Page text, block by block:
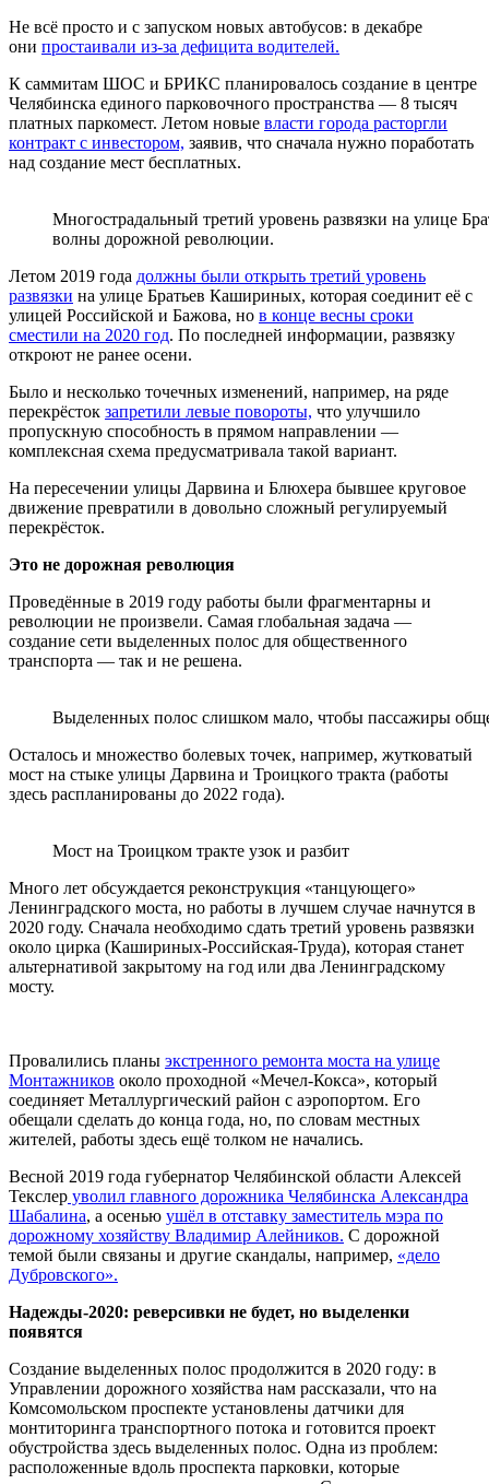
Не всё просто и с запуском новых автобусов: в декабре
они простаивали из-за дефицита водителей.
К саммитам ШОС и БРИКС планировалось создание в центре
Челябинска единого парковочного пространства — 8 тысяч
платных паркомест. Летом новые власти города расторгли
контракт с инвестором, заявив, что сначала нужно поработать
над создание мест бесплатных.
Многострадальный третий уровень развязки на улице
волны дорожной революции.
Летом 2019 года должны были открыть третий уровень
развязки на улице Братьев Кашириных, которая соединит её с
улицей Российской и Бажова, но в конце весны сроки
сместили на 2020 год. По последней информации, развязку
откроют не ранее осени.
Было и несколько точечных изменений, например, на ряде
перекрёсток запретили левые повороты, что улучшило
пропускную способность в прямом направлении —
комплексная схема предусматривала такой вариант.
На пересечении улицы Дарвина и Блюхера бывшее круговое
движение превратили в довольно сложный регулируемый
перекрёсток.
Это не дорожная революция
Проведённые в 2019 году работы были фрагментарны и
революции не произвели. Самая глобальная задача —
создание сети выделенных полос для общественного
транспорта — так и не решена.
Выделенных полос слишком мало, чтобы пассажиры
Осталось и множество болевых точек, например, жутковатый
мост на стыке улицы Дарвина и Троицкого тракта (работы
здесь распланированы до 2022 года).
Мост на Троицком тракте узок и разбит
Много лет обсуждается реконструкция «танцующего»
Ленинградского моста, но работы в лучшем случае начнутся в
2020 году. Сначала необходимо сдать третий уровень развязки
около цирка (Кашириных-Российская-Труда), которая станет
альтернативой закрытому на год или два Ленинградскому
мосту.
Провалились планы экстренного ремонта моста на улице
Монтажников около проходной «Мечел-Кокса», который
соединяет Металлургический район с аэропортом. Его
обещали сделать до конца года, но, по словам местных
жителей, работы здесь ещё толком не начались.
Весной 2019 года губернатор Челябинской области Алексей
Текслер уволил главного дорожника Челябинска Александра
Шабалина, а осенью ушёл в отставку заместитель мэра по
дорожному хозяйству Владимир Алейников. С дорожной
темой были связаны и другие скандалы, например, «дело
Дубровского».
Надежды-2020: реверсивки не будет, но выделенки
появятся
Создание выделенных полос продолжится в 2020 году: в
Управлении дорожного хозяйства нам рассказали, что на
Комсомольском проспекте установлены датчики для
монтиторинга транспортного потока и готовится проект
обустройства здесь выделенных полос. Одна из проблем:
расположенные вдоль проспекта парковки, которые